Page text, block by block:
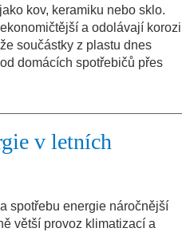
kov, keramiku nebo sklo.
a odolávají korozi
součástky z plastu dnes
domácích spotřebičů přes
v letních
spotřebu energie náročnější
větší provoz klimatizací a